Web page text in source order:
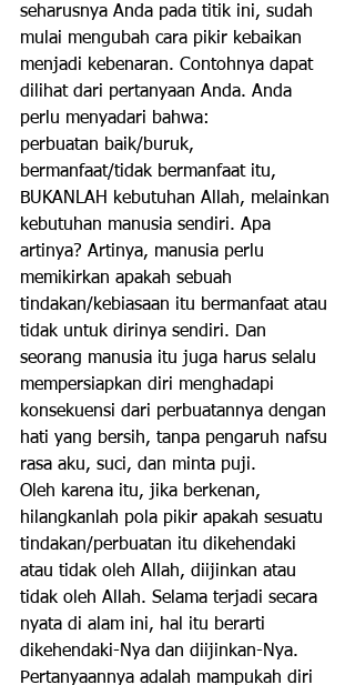
seharusnya Anda pada titik ini, sudah
mulai mengubah cara pikir kebaikan
menjadi kebenaran. Contohnya dapat
dilihat dari pertanyaan Anda. Anda
perlu menyadari bahwa:
perbuatan baik/buruk,
bermanfaat/tidak bermanfaat itu,
BUKANLAH kebutuhan Allah, melainkan
kebutuhan manusia sendiri. Apa
artinya? Artinya, manusia perlu
memikirkan apakah sebuah
tindakan/kebiasaan itu bermanfaat atau
tidak untuk dirinya sendiri. Dan
seorang manusia itu juga harus selalu
mempersiapkan diri menghadapi
konsekuensi dari perbuatannya dengan
hati yang bersih, tanpa pengaruh nafsu
rasa aku, suci, dan minta puji.
Oleh karena itu, jika berkenan,
hilangkanlah pola pikir apakah sesuatu
tindakan/perbuatan itu dikehendaki
atau tidak oleh Allah, diijinkan atau
tidak oleh Allah. Selama terjadi secara
nyata di alam ini, hal itu berarti
dikehendaki-Nya dan diijinkan-Nya.
Pertanyaannya adalah mampukah diri